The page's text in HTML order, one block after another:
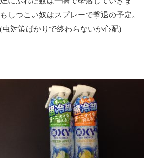
しつこい奴はスプレーで撃退の予定。
対策ばかりで終わらないか心配)